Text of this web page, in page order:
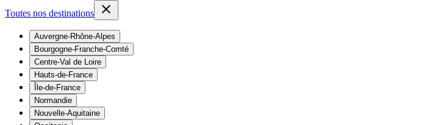
Toutes nos destinations
Auvergne-Rhône-Alpes
Bourgogne-Franche-Comté
Centre-Val de Loire
Hauts-de-France
Île-de-France
Normandie
Nouvelle-Aquitaine